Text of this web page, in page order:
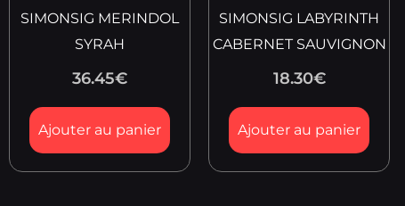
SIMONSIG MERINDOL
SYRAH
36.45€
Ajouter au panier
SIMONSIG LABYRINTH
CABERNET SAUVIGNON
18.30€
Ajouter au panier